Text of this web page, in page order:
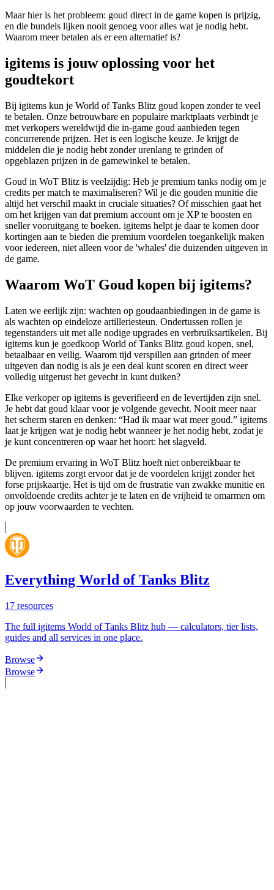
Maar hier is het probleem: goud direct in de game kopen is prijzig,
en die bundels lijken nooit genoeg voor alles wat je nodig hebt.
Waarom meer betalen als er een alternatief is?
igitems is jouw oplossing voor het
goudtekort
Bij igitems kun je World of Tanks Blitz goud kopen zonder te veel
te betalen. Onze betrouwbare en populaire marktplaats verbindt je
met verkopers wereldwijd die in-game goud aanbieden tegen
concurrerende prijzen. Het is een logische keuze. Je krijgt de
middelen die je nodig hebt zonder urenlang te grinden of
opgeblazen prijzen in de gamewinkel te betalen.
Goud in WoT Blitz is veelzijdig: Heb je premium tanks nodig om je
credits per match te maximaliseren? Wil je die gouden munitie die
altijd het verschil maakt in cruciale situaties? Of misschien gaat het
om het krijgen van dat premium account om je XP te boosten en
sneller vooruitgang te boeken. igitems helpt je daar te komen door
kortingen aan te bieden die premium voordelen toegankelijk maken
voor iedereen, niet alleen voor de 'whales' die duizenden uitgeven in
de game.
Waarom WoT Goud kopen bij igitems?
Laten we eerlijk zijn: wachten op goudaanbiedingen in de game is
als wachten op eindeloze artilleriesteun. Ondertussen rollen je
tegenstanders uit met alle nodige upgrades en verbruiksartikelen. Bij
igitems kun je goedkoop World of Tanks Blitz goud kopen, snel,
betaalbaar en veilig. Waarom tijd verspillen aan grinden of meer
uitgeven dan nodig is als je een deal kunt scoren en direct weer
volledig uitgerust het gevecht in kunt duiken?
Elke verkoper op igitems is geverifieerd en de levertijden zijn snel.
Je hebt dat goud klaar voor je volgende gevecht. Nooit meer naar
het scherm staren en denken: “Had ik maar wat meer goud.” igitems
laat je krijgen wat je nodig hebt wanneer je het nodig hebt, zodat je
je kunt concentreren op waar het hoort: het slagveld.
De premium ervaring in WoT Blitz hoeft niet onbereikbaar te
blijven. igitems zorgt ervoor dat je de voordelen krijgt zonder het
forse prijskaartje. Het is tijd om de frustratie van zwakke munitie en
onvoldoende credits achter je te laten en de vrijheid te omarmen om
op jouw voorwaarden te vechten.
Everything World of Tanks Blitz
17 resources
The full igitems World of Tanks Blitz hub — calculators, tier lists,
guides and all services in one place.
Browse
Browse